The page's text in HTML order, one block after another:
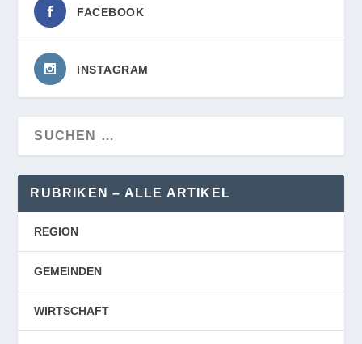
FACEBOOK
INSTAGRAM
RUBRIKEN – ALLE ARTIKEL
REGION
GEMEINDEN
WIRTSCHAFT